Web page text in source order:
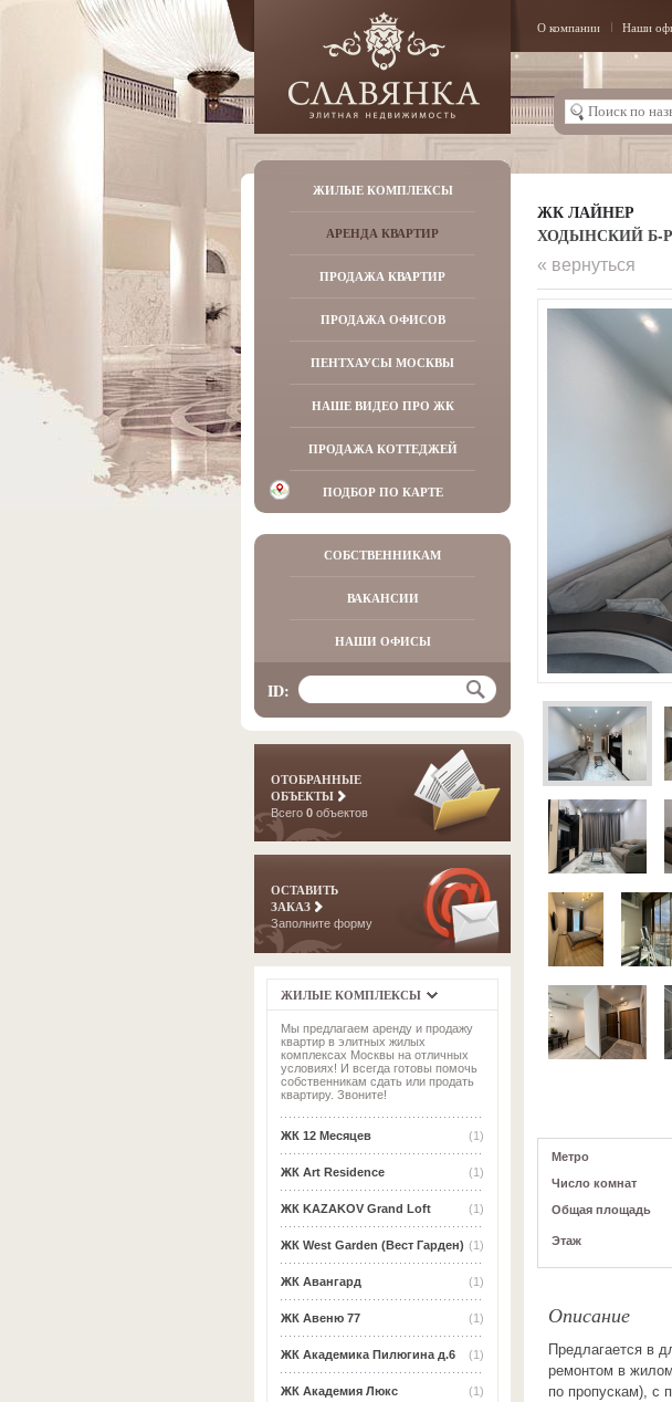
О компании Наши
ЖИЛЫЕ КОМПЛЕКСЫ
АРЕНДА КВАРТИР
ПРОДАЖА КВАРТИР
ПРОДАЖА ОФИСОВ
ПЕНТХАУСЫ МОСКВЫ
НАШЕ ВИДЕО ПРО ЖК
ПРОДАЖА КОТТЕДЖЕЙ
ПОДБОР ПО КАРТЕ
СОБСТВЕННИКАМ
ВАКАНСИИ
НАШИ ОФИСЫ
ID:
ОТОБРАННЫЕ
ОБЪЕКТЫ
Всего 0 объектов
ОСТАВИТЬ
ЗАКАЗ
Заполните форму
ЖИЛЫЕ КОМПЛЕКСЫ
Мы предлагаем аренду и продажу
квартир в элитных жилых
комплексах Москвы на отличных
условиях! И всегда готовы помочь
собственникам сдать или продать
квартиру. Звоните!
(1)
ЖК 12 Месяцев
(1)
ЖК Art Residence
(1)
ЖК KAZAKOV Grand Loft
(1)
ЖК West Garden (Вест Гарден)
(1)
ЖК Авангард
(1)
ЖК Авеню 77
(1)
ЖК Академика Пилюгина д.6
(1)
ЖК Академия Люкс
ЖК ЛАЙНЕР
ХОДЫНСКИЙ Б-
« вернуться
Метро
Число комнат
Общая площадь
Этаж
Описание
Предлагается в
ремонтом в
по пропускам), с